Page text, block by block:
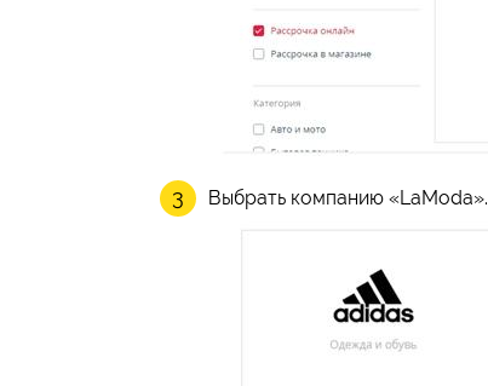
Выбрать компанию «LaModa».